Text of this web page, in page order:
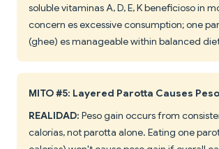
soluble vitaminas A, D, E, K beneficioso in
concern es excessive consumption; one
(ghee) es manageable within balanced
MITO #5: Layered Parotta Causes
REALIDAD: Peso gain occurs from
calorías, not parotta alone. Eating one